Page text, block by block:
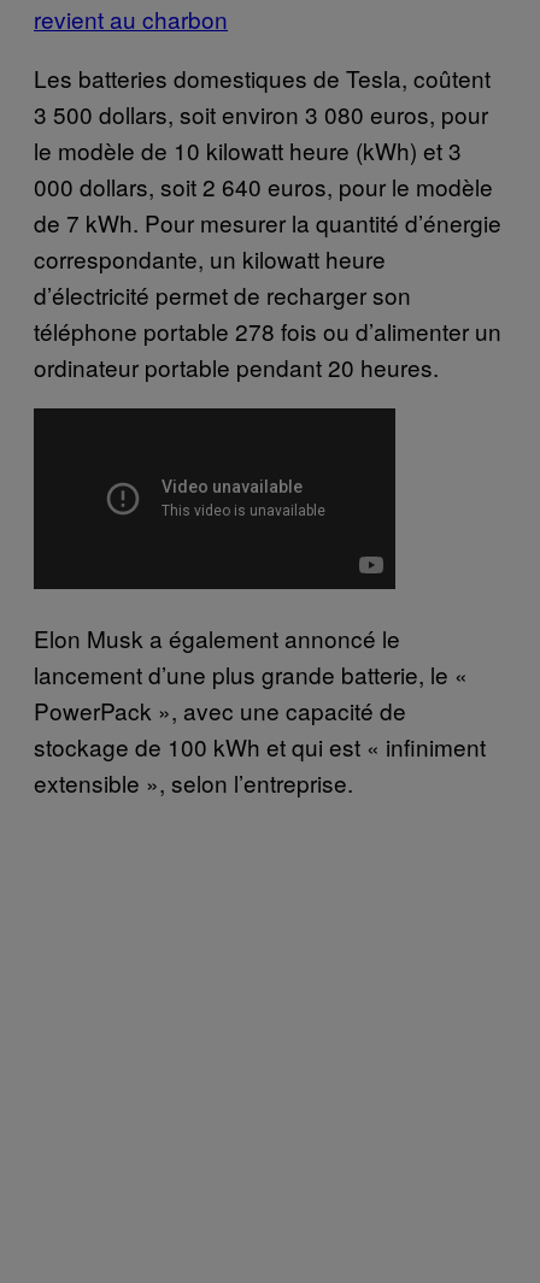
revient au charbon
Les batteries domestiques de Tesla, coûtent
3 500 dollars, soit environ 3 080 euros, pour
le modèle de 10 kilowatt heure (kWh) et 3
000 dollars, soit 2 640 euros, pour le modèle
de 7 kWh. Pour mesurer la quantité d’énergie
correspondante, un kilowatt heure
d’électricité permet de recharger son
téléphone portable 278 fois ou d’alimenter un
ordinateur portable pendant 20 heures.
Elon Musk a également annoncé le
lancement d’une plus grande batterie, le «
PowerPack », avec une capacité de
stockage de 100 kWh et qui est « infiniment
extensible », selon l’entreprise.